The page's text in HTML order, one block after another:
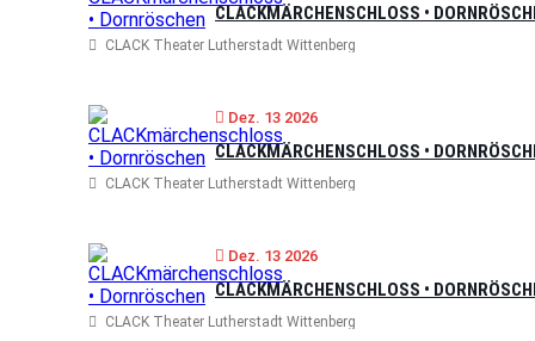
CLACKMÄRCHENSCHLOSS •
CLACK Theater Lutherstadt Wittenberg
Dez. 13 2026
CLACKMÄRCHENSCHLOSS •
CLACK Theater Lutherstadt Wittenberg
Dez. 13 2026
CLACKMÄRCHENSCHLOSS •
CLACK Theater Lutherstadt Wittenberg